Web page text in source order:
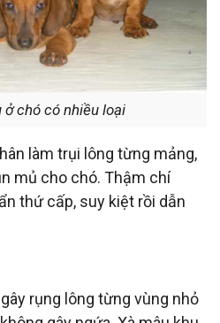
ở chó có nhiều loại
làm trụi lông từng mảng,
mủ cho chó. Thậm chí
thứ cấp, suy kiệt rồi dẫn
rụng lông từng vùng nhỏ